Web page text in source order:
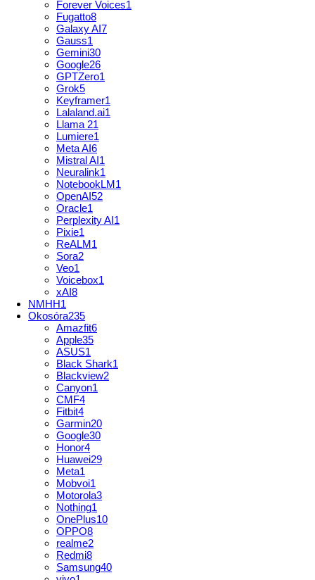
Forever Voices1
Fugatto8
Galaxy AI7
Gauss1
Gemini30
Google26
GPTZero1
Grok5
Keyframer1
Lalaland.ai1
Llama 21
Lumiere1
Meta AI6
Mistral AI1
Neuralink1
NotebookLM1
OpenAI52
Oracle1
Perplexity AI1
Pixie1
ReALM1
Sora2
Veo1
Voicebox1
xAI8
NMHH1
Okosóra235
Amazfit6
Apple35
ASUS1
Black Shark1
Blackview2
Canyon1
CMF4
Fitbit4
Garmin20
Google30
Honor4
Huawei29
Meta1
Mobvoi1
Motorola3
Nothing1
OnePlus10
OPPO8
realme2
Redmi8
Samsung40